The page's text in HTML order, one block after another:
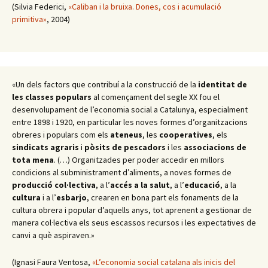
(Silvia Federici, «Caliban i la bruixa. Dones, cos i acumulació
primitiva», 2004)
«Un dels factors que contribuí a la construcció de la identitat de
les classes populars al començament del segle XX fou el
desenvolupament de l’economia social a Catalunya, especialment
entre 1898 i 1920, en particular les noves formes d’organitzacions
obreres i populars com els ateneus, les cooperatives, els
sindicats agraris i pòsits de pescadors i les associacions de
tota mena. (…) Organitzades per poder accedir en millors
condicions al subministrament d’aliments, a noves formes de
producció col·lectiva, a l’accés a la salut, a l’educació, a la
cultura i a l’esbarjo, crearen en bona part els fonaments de la
cultura obrera i popular d’aquells anys, tot aprenent a gestionar de
manera col·lectiva els seus escassos recursos i les expectatives de
canvi a què aspiraven.»
(Ignasi Faura Ventosa, «L’economia social catalana als inicis del